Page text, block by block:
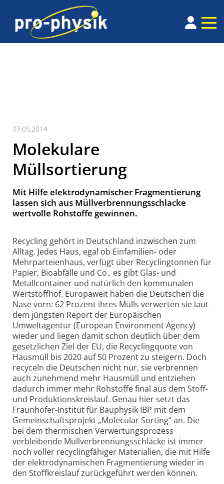
07.05.2014
Molekulare
Müllsortierung
Mit Hilfe elektrodynamischer Fragmentierung
lassen sich aus Müllverbrennungsschlacke
wertvolle Rohstoffe gewinnen.
Recycling gehört in Deutschland inzwischen zum
Alltag. Jedes Haus, egal ob Einfamilien- oder
Mehrparteienhaus, verfügt über Recyclingtonnen für
Papier, Bioabfälle und Co., es gibt Glas- und
Metallcontainer und natürlich den kommunalen
Wertstoffhof. Europaweit haben die Deutschen die
Nase vorn: 62 Prozent ihres Mülls verwerten sie laut
dem jüngsten Report der Europäischen
Umweltagentur (European Environment Agency)
wieder und liegen damit schon deutlich über dem
gesetzlichen Ziel der EU, die Recyclingquote von
Hausmüll bis 2020 auf 50 Prozent zu steigern. Doch
recyceln die Deutschen nicht nur, sie verbrennen
auch zunehmend mehr Hausmüll und entziehen
dadurch immer mehr Rohstoffe final aus dem Stoff-
und Produktionskreislauf. Genau hier setzt das
Fraunhofer-Institut für Bauphysik IBP mit dem
Gemeinschaftsprojekt „Molecular Sorting“ an. Die
bei dem thermischen Verwertungsprozess
verbleibende Müllverbrennungsschlacke ist immer
noch voller recyclingfähiger Materialien, die mit Hilfe
der elektrodynamischen Fragmentierung wieder in
den Stoffkreislauf zurückgeführt werden können.